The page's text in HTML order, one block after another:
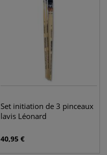
Set initiation de 3 pinceaux
lavis Léonard
40,95 €